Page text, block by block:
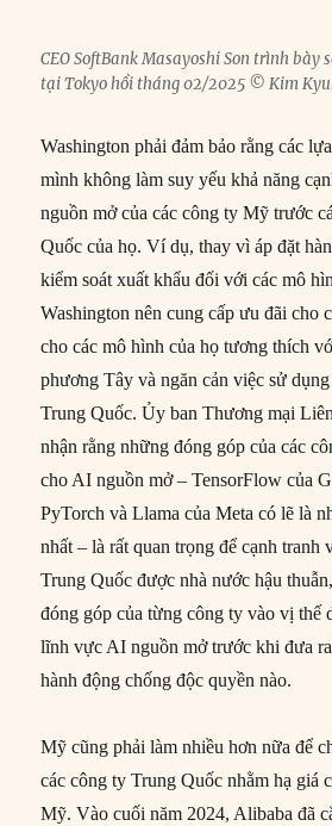
CEO SoftBank Masayoshi Son trình bày
tại Tokyo hồi tháng 02/2025 © Kim
Washington phải đảm bảo rằng các
mình không làm suy yếu khả năng
nguồn mở của các công ty Mỹ trước
Quốc của họ. Ví dụ, thay vì áp đặt
kiểm soát xuất khẩu đối với các mô
Washington nên cung cấp ưu đãi cho
cho các mô hình của họ tương thích
phương Tây và ngăn cản việc sử
Trung Quốc. Ủy ban Thương mại
nhận rằng những đóng góp của các
cho AI nguồn mở – TensorFlow của
PyTorch và Llama của Meta có lẽ là
nhất – là rất quan trọng để cạnh tranh
Trung Quốc được nhà nước hậu
đóng góp của từng công ty vào vị thế
lĩnh vực AI nguồn mở trước khi đưa
hành động chống độc quyền nào.
Mỹ cũng phải làm nhiều hơn nữa để
các công ty Trung Quốc nhằm hạ giá
Mỹ. Vào cuối năm 2024, Alibaba đã